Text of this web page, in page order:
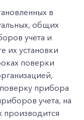
в
общих
учета и
их установки
поверки
прибора
учета, на
производится